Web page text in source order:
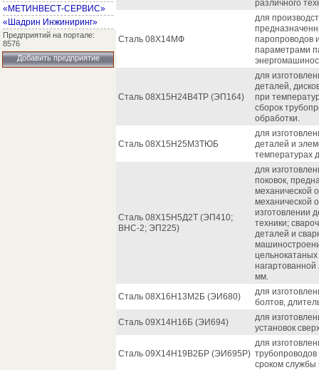
«МЕТИНВЕСТ-СЕРВИС»
«Шадрин Инжиниринг»
Предприятий на портале:
8576
Добавить предприятие
различного
Сталь 08Х14МФ
для
паропроводов
параметрами
Сталь 08Х15Н24В4ТР (ЭП164)
для
деталей,
при
сборок
обработки.
Сталь 08Х15Н25М3ТЮБ
для
деталей и
температурах
Сталь 08Х15Н5Д2Т (ЭП410;
ВНС-2; ЭП225)
для
поковок,
механической
механической
изготовлении
техники;
деталей и
цельнокатаных
мм.
Сталь 08Х16Н13М2Б (ЭИ680)
для
болтов,
Сталь 09Х14Н16Б (ЭИ694)
для
установок
Сталь 09Х14Н19В2БР (ЭИ695Р)
для
сроком службы